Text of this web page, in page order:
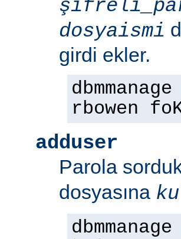
dosyaismi
girdi ekler.
rbowen
adduser
Parola
dosyasına